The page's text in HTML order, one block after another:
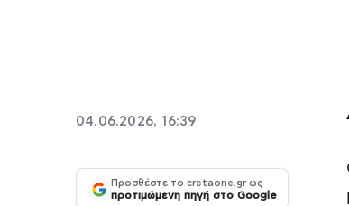
04.06.2026, 16:39
Προσθέστε το cretaone.gr ως
προτιμώμενη πηγή στο Google